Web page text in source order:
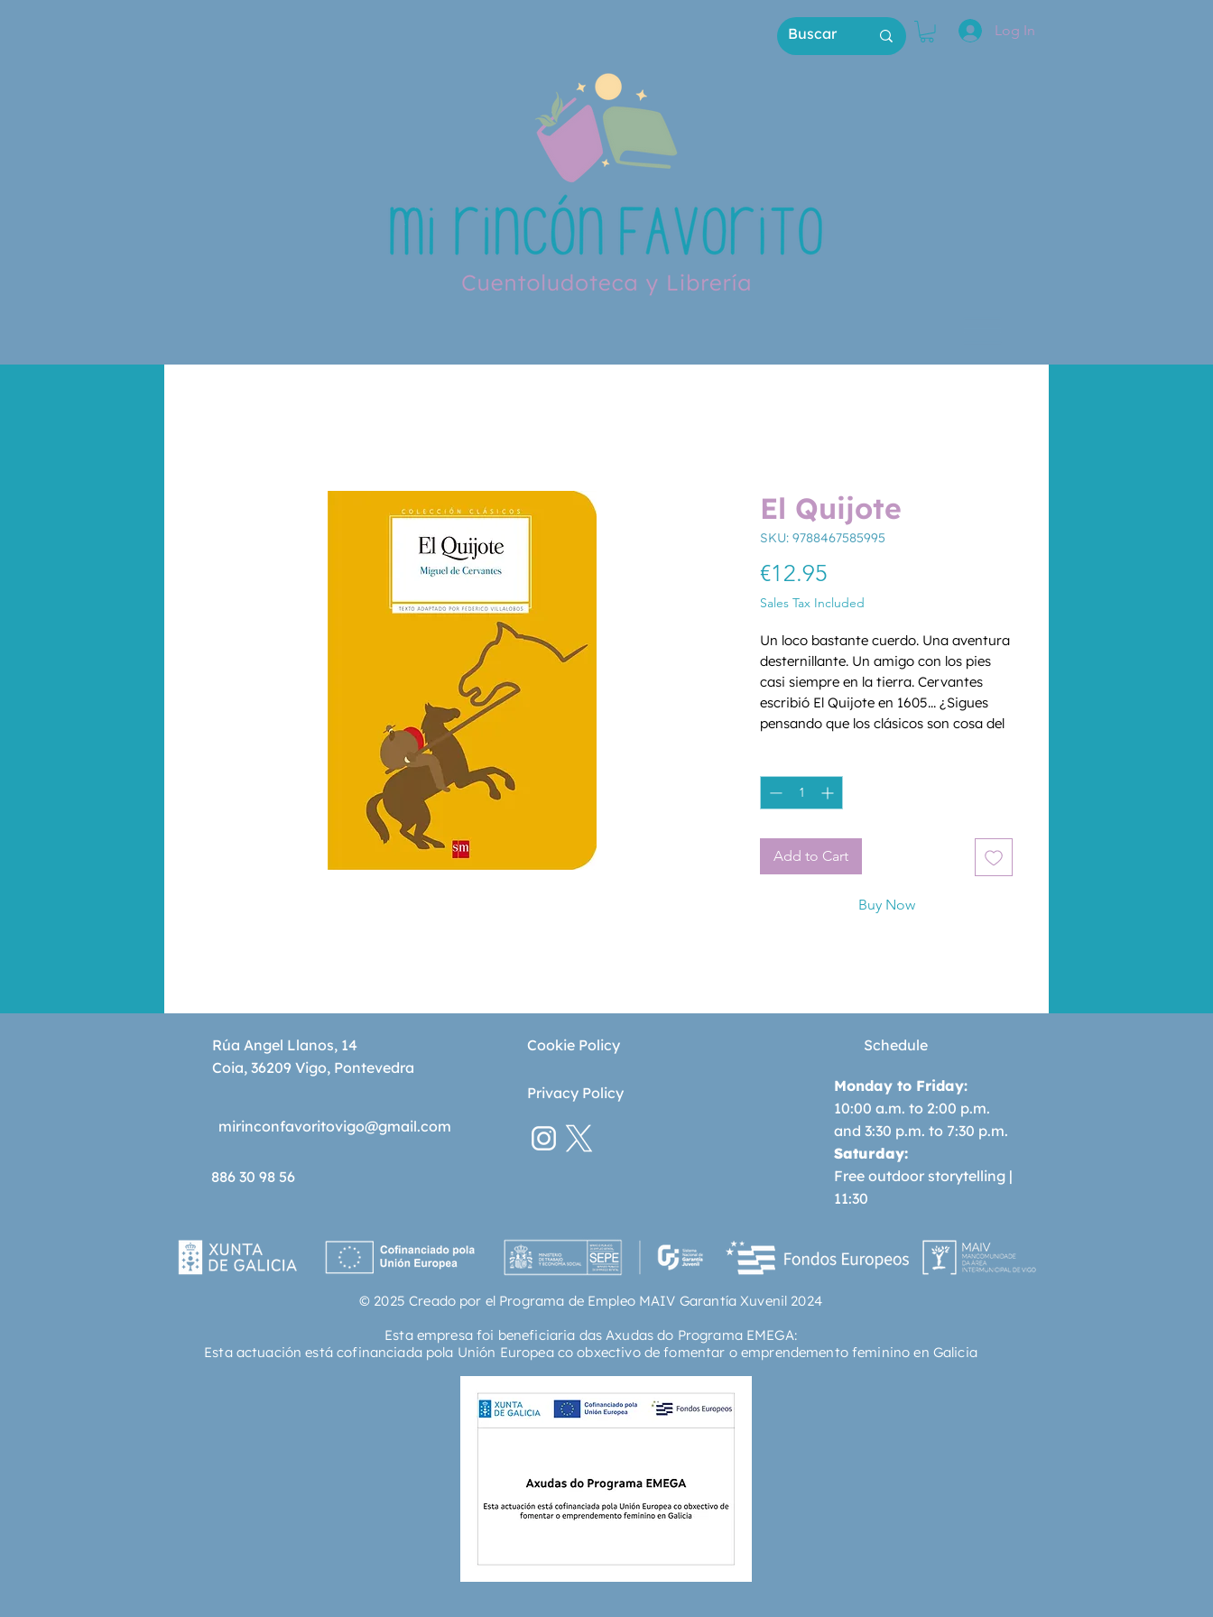
Log In
El Quijote
SKU: 9788467585995
€12.95
Sales Tax Included
Un loco bastante cuerdo. Una aventura
desternillante. Un amigo con los pies
casi siempre en la tierra. Cervantes
escribió El Quijote en 1605... ¿Sigues
pensando que los clásicos son cosa del
Add to Cart
Buy Now
Rúa Angel Llanos, 14
Coia, 36209 Vigo, Pontevedra
mirinconfavoritovigo@gmail.com
886 30 98 56
Cookie Policy
Privacy Policy
Schedule
Monday to Friday:
10:00 a.m. to 2:00 p.m.
and 3:30 p.m. to 7:30 p.m.
Saturday:
Free outdoor storytelling |
11:30
© 2025 Creado por el Programa de Empleo MAIV Garantía Xuvenil 2024
Esta empresa foi beneficiaria das Axudas do Programa EMEGA:
Esta actuación está cofinanciada pola Unión Europea co obxectivo de fomentar o emprendemento feminino en Galicia